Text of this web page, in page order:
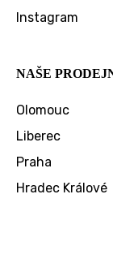
Instagram
NAŠE
Olomouc
Liberec
Praha
Hradec Králové